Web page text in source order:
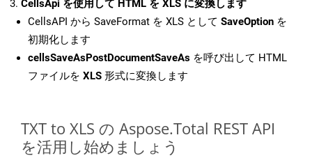
CellsApi を使用して HTML を XLS に変換します
CellsAPI から SaveFormat を XLS として SaveOption を
初期化します
cellsSaveAsPostDocumentSaveAs を呼び出して HTML
ファイルを XLS 形式に変換します
TXT to XLS の Aspose.Total REST API
を活用し始めましょう